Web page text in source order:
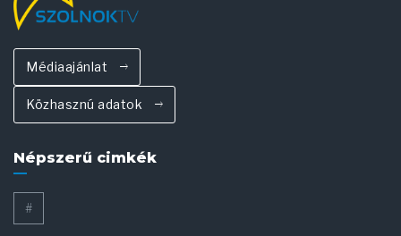
Médiaajánlat
Közhasznú adatok
Népszerű cimkék
#